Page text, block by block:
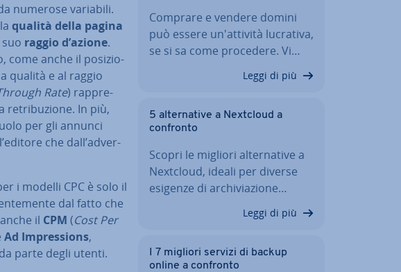
numerose variabili.
qualità della pagina
raggio d’azione.
come anche il po­si­zio­
qualità e al raggio
Rate) rap­pre­
re­tri­bu­zio­ne. In più,
per gli annunci
che dall’ad­ver­
i modelli CPC è solo il
dal fatto che
il CPM (Cost Per
Ad Im­pres­sions,
parte degli utenti.
Comprare e vendere domini
può essere un'at­ti­vi­tà lucrativa,
se si sa come procedere. Vi…
Leggi di più
5 al­ter­na­ti­ve a Nextcloud a
confronto
Scopri le migliori al­ter­na­ti­ve a
Nextcloud, ideali per diverse
esigenze di ar­chi­via­zio­ne…
Leggi di più
I 7 migliori servizi di backup
online a confronto